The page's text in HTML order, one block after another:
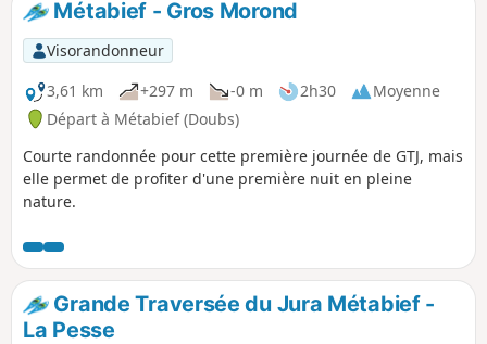
Métabief - Gros Morond
Visorandonneur
3,61 km
+297 m -0 m 2h30
Moyenne
Départ à Métabief (Doubs)
Courte randonnée pour cette première journée de GTJ, mais
elle permet de profiter d'une première nuit en pleine
nature.
Grande Traversée du Jura Métabief -
La Pesse